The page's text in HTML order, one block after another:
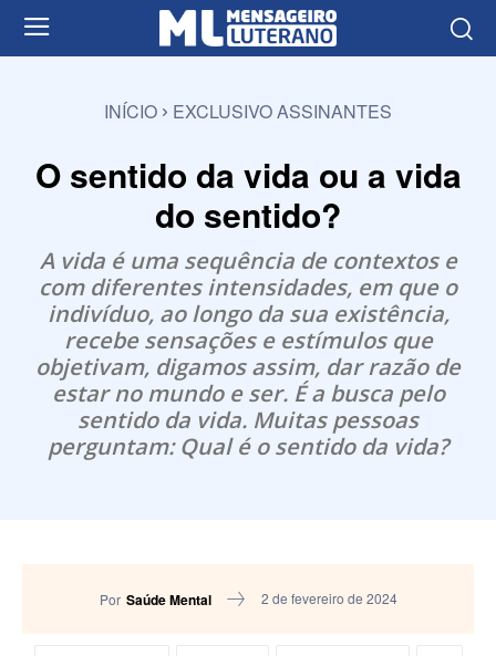
INÍCIO EXCLUSIVO ASSINANTES
O sentido da vida ou a vida
do sentido?
A vida é uma sequência de contextos e
com diferentes intensidades, em que o
indivíduo, ao longo da sua existência,
recebe sensações e estímulos que
objetivam, digamos assim, dar razão de
estar no mundo e ser. É a busca pelo
sentido da vida. Muitas pessoas
perguntam: Qual é o sentido da vida?
Por Saúde Mental 2 de fevereiro de 2024